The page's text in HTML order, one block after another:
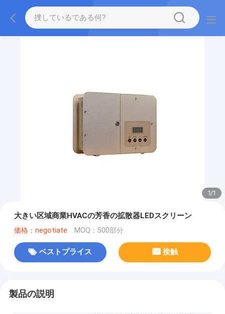
1/1
大きい区域商業HVACの芳香の拡散器LEDスクリーン
価格：negotiate MOQ：500部分
ベストプライス 接触
製品の説明